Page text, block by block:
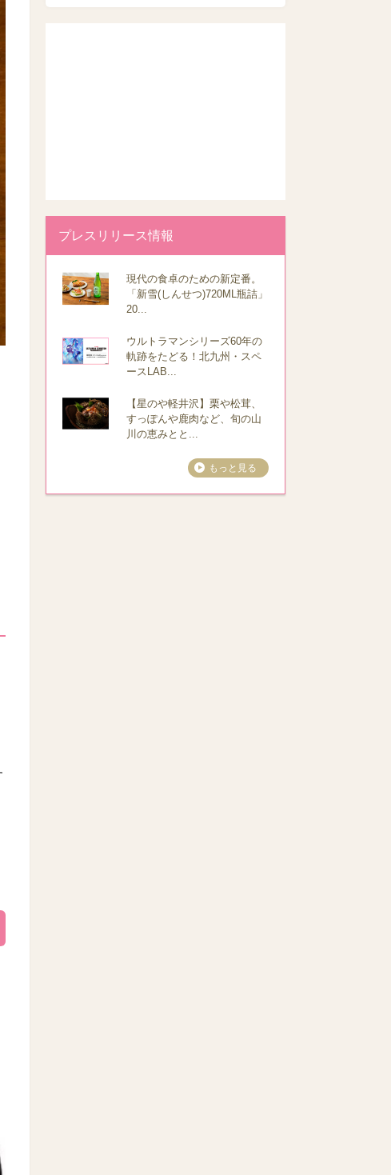
プレスリリース情報
現代の食卓のための新定番。
「新雪(しんせつ)720ML瓶詰」
20...
ウルトラマンシリーズ60年の
軌跡をたどる！北九州・スペ
ースLAB...
【星のや軽井沢】栗や松茸、
すっぽんや鹿肉など、旬の山
川の恵みとと...
もっと見る